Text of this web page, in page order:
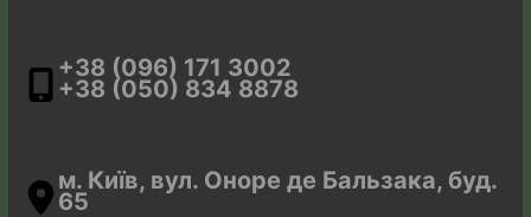
+38 (096) 171 3002
+38 (050) 834 8878
м. Київ, вул. Оноре де Бальзака, буд.
65